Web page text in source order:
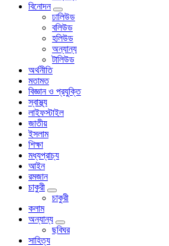
বিনোদন
ঢালিউড
বলিউড
হলিউড
অন্যান্য
টালিউড
অর্থনীতি
মতামত
বিজ্ঞান ও প্রযুক্তি
স্বাস্থ্য
লাইফস্টাইল
জাতীয়
ইসলাম
শিক্ষা
মধ্যপ্রাচ্য
আইন
রমজান
চাকুরী
চাকুরী
কলাম
অন্যান্য
ছবিঘর
সাহিত্য